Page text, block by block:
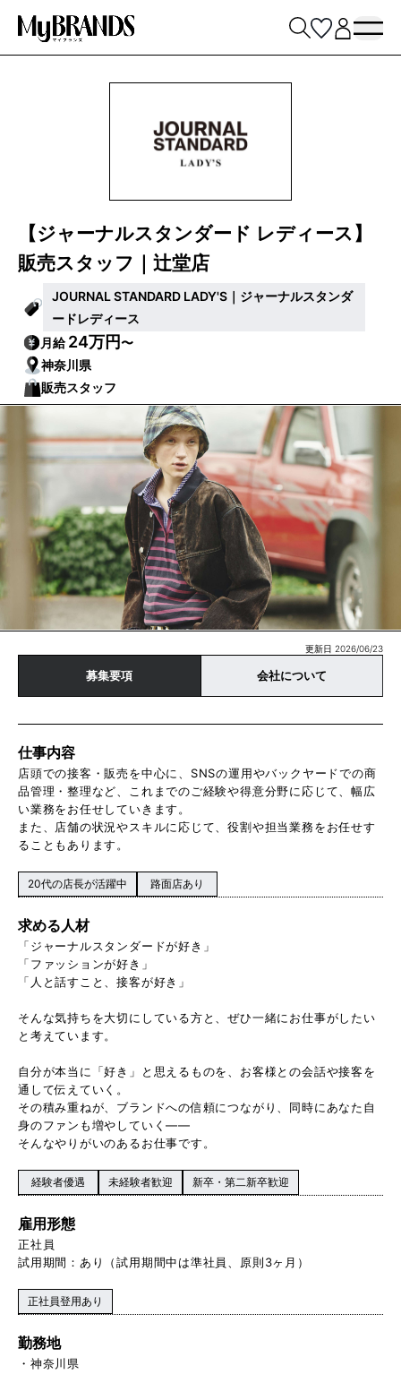
【ジャーナルスタンダード レディース】
販売スタッフ｜辻堂店
JOURNAL STANDARD LADY'S｜ジャーナルスタンダ
ードレディース
月給24万円〜
神奈川県
販売スタッフ
更新日 2026/06/23
募集要項 会社について
仕事内容
店頭での接客・販売を中心に、SNSの運用やバックヤードでの商
品管理・整理など、これまでのご経験や得意分野に応じて、幅広
い業務をお任せしていきます。
また、店舗の状況やスキルに応じて、役割や担当業務をお任せす
ることもあります。
20代の店長が活躍中 路面店あり
求める人材
「ジャーナルスタンダードが好き」
「ファッションが好き」
「人と話すこと、接客が好き」
そんな気持ちを大切にしている方と、ぜひ一緒にお仕事がしたい
と考えています。
自分が本当に「好き」と思えるものを、お客様との会話や接客を
通して伝えていく。
その積み重ねが、ブランドへの信頼につながり、同時にあなた自
身のファンも増やしていく——
そんなやりがいのあるお仕事です。
経験者優遇 未経験者歓迎 新卒・第二新卒歓迎
雇用形態
正社員
試用期間：あり（試用期間中は準社員、原則3ヶ月）
正社員登用あり
勤務地
神奈川県